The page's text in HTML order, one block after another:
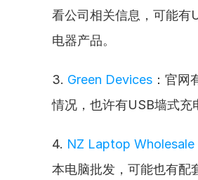
看公司相关信息，可能有
电器产品。
3. Green Devices ：官网
情况，也许有USB墙式充
4. NZ Laptop Wholesale
本电脑批发，可能也有配